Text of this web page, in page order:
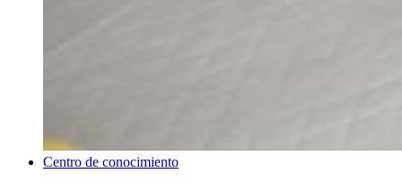
Centro de conocimiento